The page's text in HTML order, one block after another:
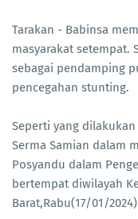
Tarakan - Babinsa
masyarakat setempat.
sebagai pendamping
pencegahan stunting.
Seperti yang
Serma Samian dalam
Posyandu dalam
bertempat diwilayah
Barat,Rabu(17/01/